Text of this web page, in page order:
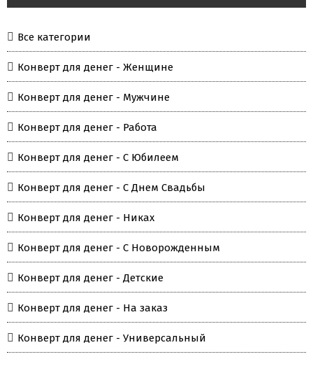
Все категории
Конверт для денег - Женщине
Конверт для денег - Мужчине
Конверт для денег - Работа
Конверт для денег - С Юбилеем
Конверт для денег - С Днем Свадьбы
Конверт для денег - Никах
Конверт для денег - С Новорожденным
Конверт для денег - Детские
Конверт для денег - На заказ
Конверт для денег - Универсальный